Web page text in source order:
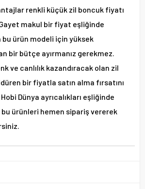
renkli küçük zil boncuk fiyatı
makul bir fiyat eşliğinde
bu ürün modeli için yüksek
bir bütçe ayırmanız gerekmez.
ve canlılık kazandıracak olan zil
bir fiyatla satın alma fırsatını
Dünya ayrıcalıkları eşliğinde
bu ürünleri hemen sipariş vererek